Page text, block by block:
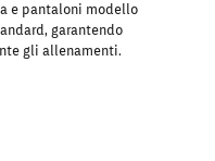
e pantaloni modello
garantendo
gli allenamenti.